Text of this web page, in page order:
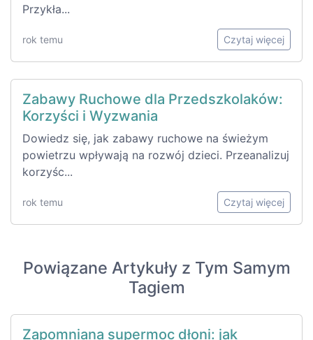
Przykła...
rok temu Czytaj więcej
Zabawy Ruchowe dla Przedszkolaków:
Korzyści i Wyzwania
Dowiedz się, jak zabawy ruchowe na świeżym
powietrzu wpływają na rozwój dzieci. Przeanalizuj
korzyśc...
rok temu Czytaj więcej
Powiązane Artykuły z Tym Samym
Tagiem
Zapomniana supermoc dłoni: jak